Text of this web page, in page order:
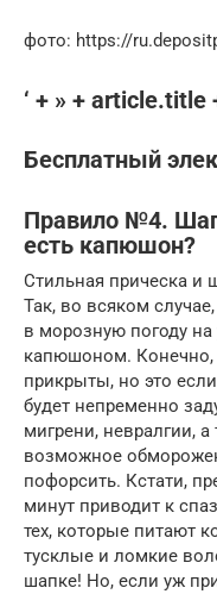
фото: https://
‘ + » + article.title
Бесплатный
Правило №4.
есть капюшон?
Стильная прическа
Так, во всяком
в морозную погоду
капюшоном.
прикрыты, но это
будет непременно
мигрени, невралгии,
возможное
пофорсить. Кстати,
минут приводит к
тех, которые питают
тусклые и ломкие
шапке! Но, если уж